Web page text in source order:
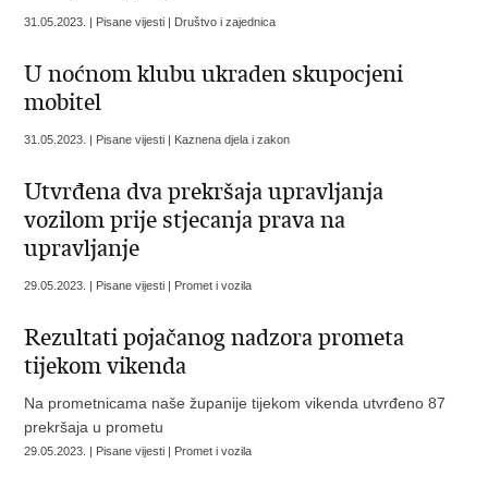
31.05.2023. | Pisane vijesti | Društvo i zajednica
U noćnom klubu ukraden skupocjeni
mobitel
31.05.2023. | Pisane vijesti | Kaznena djela i zakon
Utvrđena dva prekršaja upravljanja
vozilom prije stjecanja prava na
upravljanje
29.05.2023. | Pisane vijesti | Promet i vozila
Rezultati pojačanog nadzora prometa
tijekom vikenda
Na prometnicama naše županije tijekom vikenda utvrđeno 87
prekršaja u prometu
29.05.2023. | Pisane vijesti | Promet i vozila